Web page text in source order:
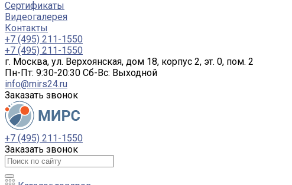
Сертификаты
Видеогалерея
Контакты
+7 (495) 211-1550
+7 (495) 211-1550
г. Москва, ул. Верхоянская, дом 18, корпус 2, эт. 0, пом. 2
Пн-Пт: 9:30-20:30 Cб-Вс: Выходной
info@mirs24.ru
Заказать звонок
+7 (495) 211-1550
Заказать звонок